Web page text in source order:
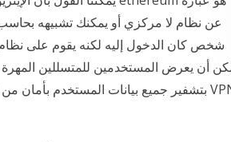
عن نظام لا مركزي أو يمكنك تشبيهه
شخص كان الدخول إليه لكنه يقوم على